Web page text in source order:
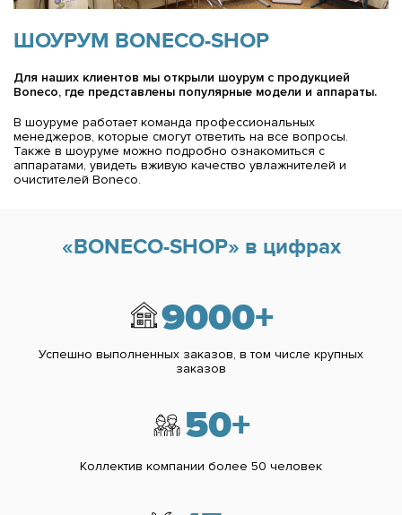
ШОУРУМ BONECO-SHOP
Для наших клиентов мы открыли шоурум с продукцией
Boneco, где представлены популярные модели и аппараты.
В шоуруме работает команда профессиональных
менеджеров, которые смогут ответить на все вопросы.
Также в шоуруме можно подробно ознакомиться с
аппаратами, увидеть вживую качество увлажнителей и
очистителей Boneco.
«BONECO-SHOP» в цифрах
9000+
Успешно выполненных заказов, в том числе крупных
заказов
50+
Коллектив компании более 50 человек